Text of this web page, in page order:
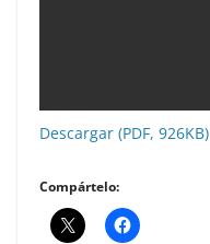
Descargar (PDF, 926KB)
Compártelo: